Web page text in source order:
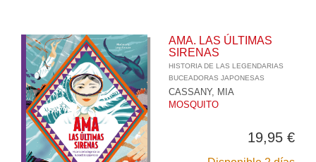
AMA. LAS ÚLTIMAS
SIRENAS
HISTORIA DE LAS LEGENDARIAS
BUCEADORAS JAPONESAS
CASSANY, MIA
MOSQUITO
19,95 €